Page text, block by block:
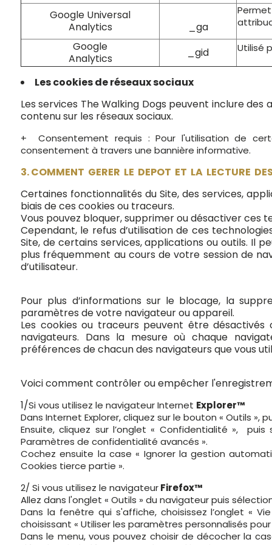
Google Universal
Analytics
_ga
Google
Analytics
_gid Utilisé
Les cookies de réseaux sociaux
Les services The Walking Dogs peuvent inclure
contenu sur les réseaux sociaux.
+ Consentement requis : Pour l'utilisation de
consentement à travers une bannière informative.
3. COMMENT GERER LE DEPOT ET LA LECTURE
Certaines fonctionnalités du Site, des services,
biais de ces cookies ou traceurs.
Vous pouvez bloquer, supprimer ou désactiver
Cependant, le refus d’utilisation de ces
Site, de certains services, applications ou outils. Il
plus fréquemment au cours de votre session de
d’utilisateur.
Pour plus d’informations sur le blocage, la
paramètres de votre navigateur ou appareil.
Les cookies ou traceurs peuvent être désactivés
navigateurs. Dans la mesure où chaque
préférences de chacun des navigateurs que vous
Voici comment contrôler ou empêcher
1/Si vous utilisez le navigateur Internet Explorer™
Dans Internet Explorer, cliquez sur le bouton « Outils »,
Ensuite, cliquez sur l’onglet « Confidentialité »,
Paramètres de confidentialité avancés ».
Cochez ensuite la case « Ignorer la gestion
Cookies tierce partie ».
2/ Si vous utilisez le navigateurFirefox™
Allez dans l'onglet « Outils » du navigateur puis
Dans la fenêtre qui s'affiche, choisissez l’onglet «
choisissant « Utiliser les paramètres personnalisés pour
Dans le menu, vous pouvez choisir de décocher la